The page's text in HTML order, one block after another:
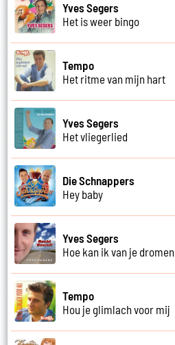
Yves Segers
Het is weer bingo
Tempo
Het ritme van mijn hart
Yves Segers
Het vliegerlied
Die Schnappers
Hey baby
Yves Segers
Hoe kan ik van je dromen
Tempo
Hou je glimlach voor mij